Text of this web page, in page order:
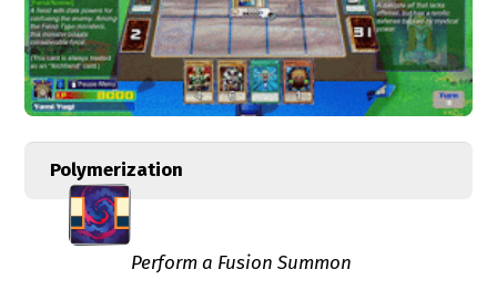
Polymerization
Perform a Fusion Summon